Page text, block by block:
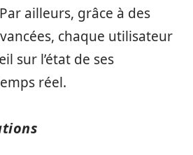
ailleurs, grâce à des
chaque utilisateur
sur l’état de ses
réel.